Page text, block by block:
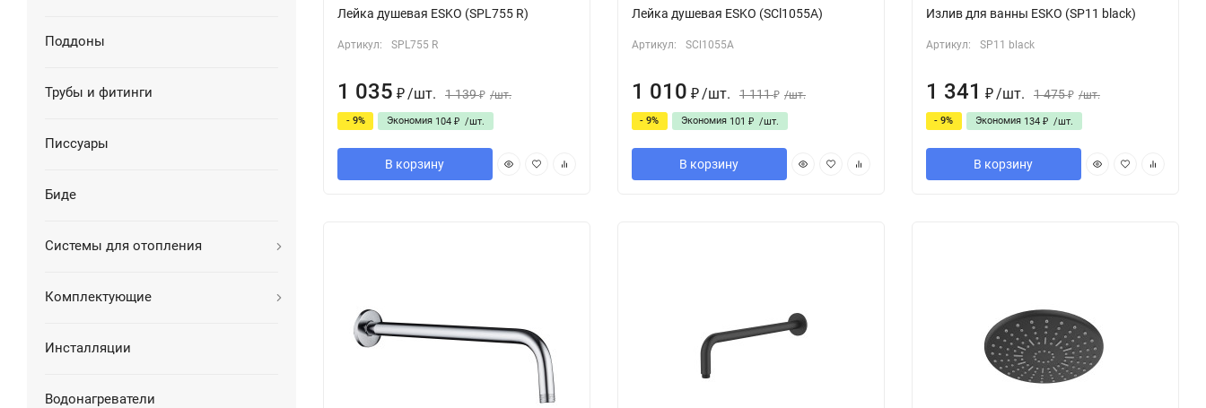
Поддоны
Трубы и фитинги
Писсуары
Биде
Системы для отопления
Комплектующие
Инсталляции
Водонагреватели
Лейка душевая ESKO (SPL755 R)
Артикул: SPL755 R
1 035 ₽ /шт. 1 139 ₽ /шт.
- 9% Экономия 104 ₽ /шт.
В корзину
Лейка душевая ESKO (SCl1055A)
Артикул: SCl1055A
1 010 ₽ /шт. 1 111 ₽ /шт.
- 9% Экономия 101 ₽ /шт.
В корзину
Излив для ванны ESKO (SP11 black)
Артикул: SP11 black
1 341 ₽ /шт. 1 475 ₽ /шт.
- 9% Экономия 134 ₽ /шт.
В корзину